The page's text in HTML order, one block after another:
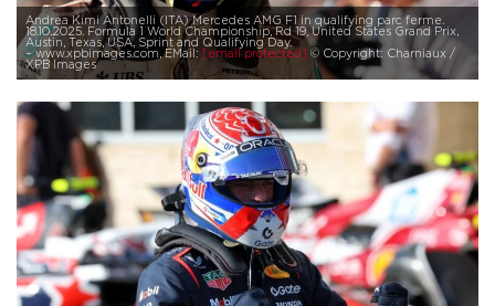
Andrea Kimi Antonelli (ITA) Mercedes AMG F1 in qualifying parc ferme.
18.10.2025. Formula 1 World Championship, Rd 19, United States Grand Prix,
Austin, Texas, USA, Sprint and Qualifying Day.
– www.xpbimages.com, EMail:
[email protected]
© Copyright: Charniaux /
XPB Images